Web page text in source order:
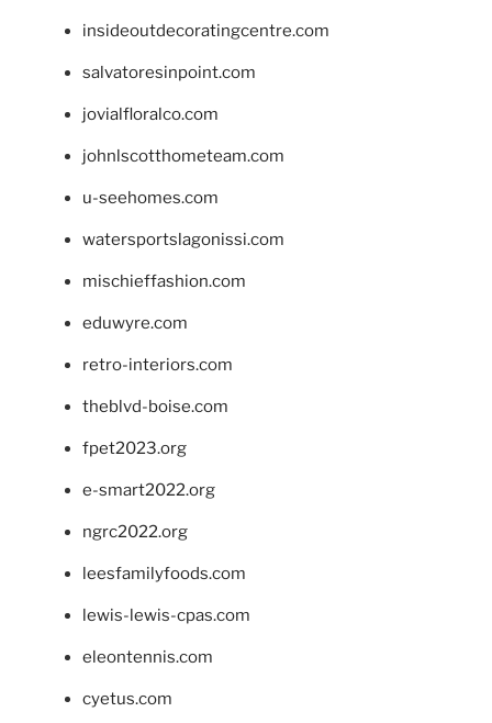
insideoutdecoratingcentre.com
salvatoresinpoint.com
jovialfloralco.com
johnlscotthometeam.com
u-seehomes.com
watersportslagonissi.com
mischieffashion.com
eduwyre.com
retro-interiors.com
theblvd-boise.com
fpet2023.org
e-smart2022.org
ngrc2022.org
leesfamilyfoods.com
lewis-lewis-cpas.com
eleontennis.com
cyetus.com